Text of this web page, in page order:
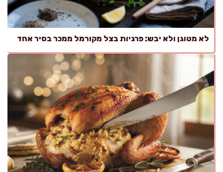
לא מטוגן ולא יבש: פרגיות בצל מקורמל ממכר בסיר אחד